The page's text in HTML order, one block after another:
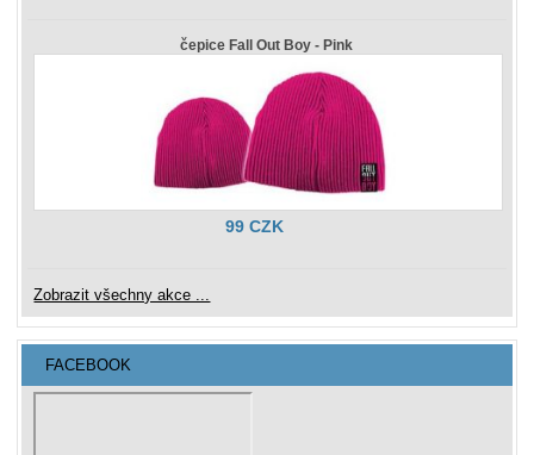
čepice Fall Out Boy - Pink
99 CZK
Zobrazit všechny akce ...
FACEBOOK